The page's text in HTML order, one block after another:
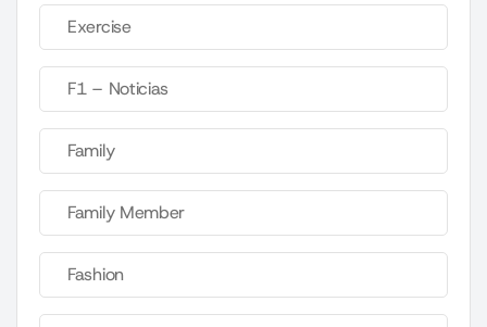
Exercise
F1 – Noticias
Family
Family Member
Fashion